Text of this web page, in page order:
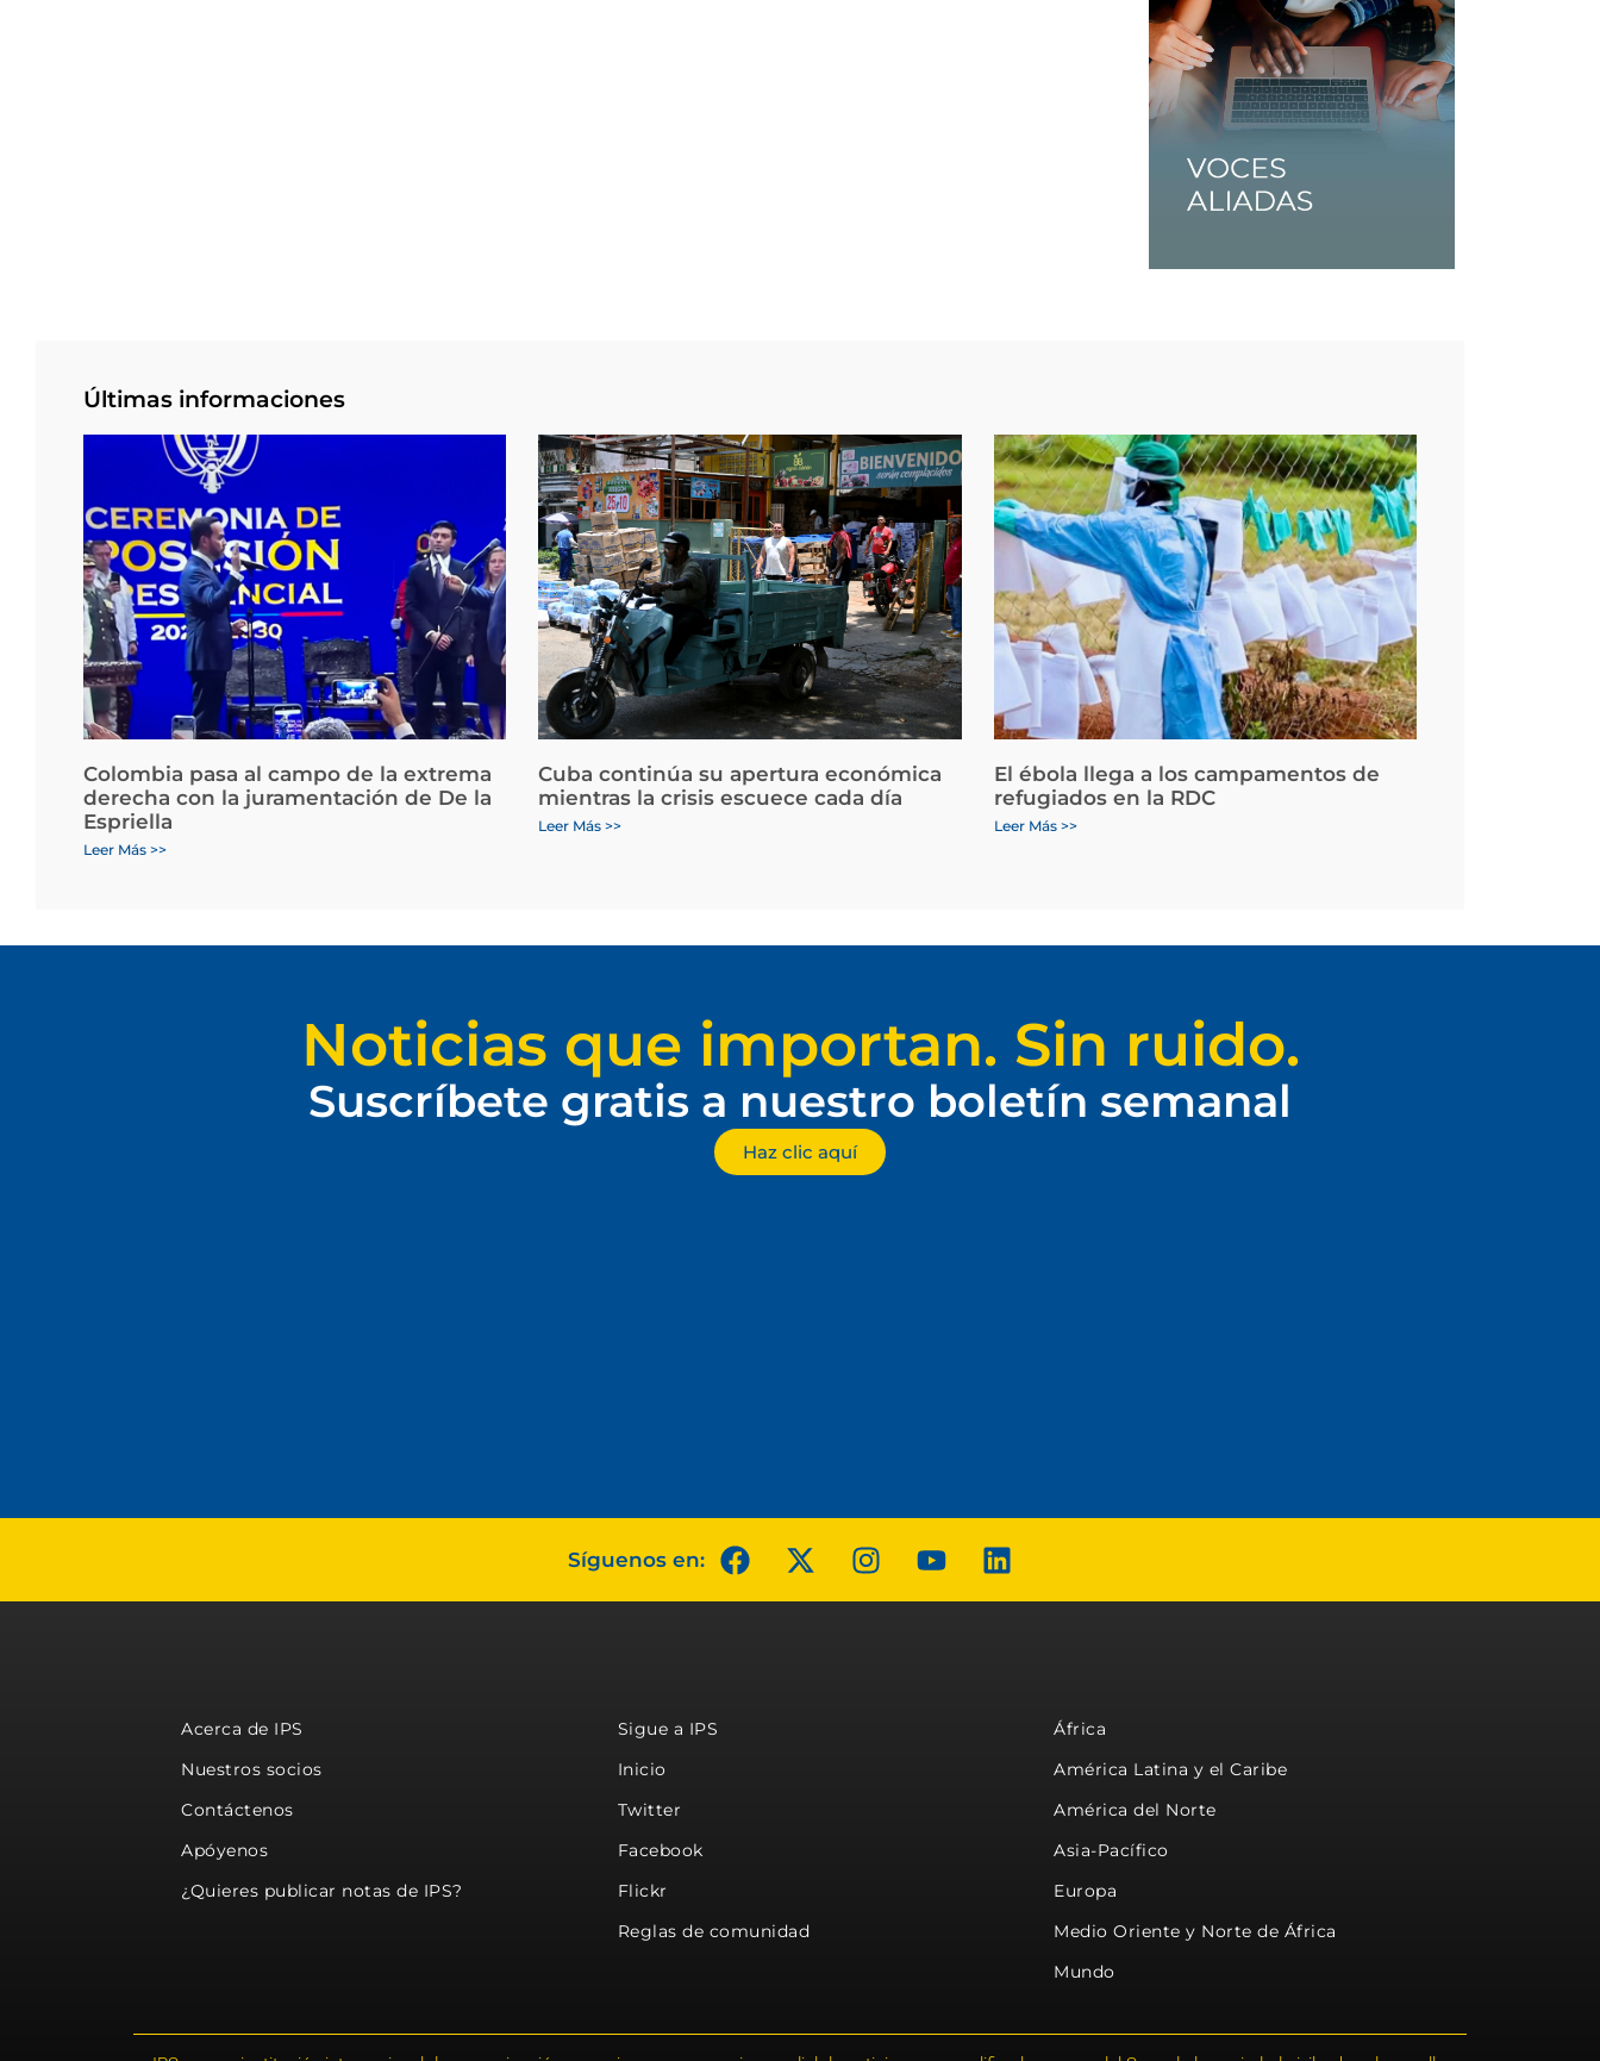
Últimas informaciones
Colombia pasa al campo de la extrema
derecha con la juramentación de De la
Espriella
Leer Más >>
Cuba continúa su apertura económica
mientras la crisis escuece cada día
Leer Más >>
El ébola llega a los campamentos de
refugiados en la RDC
Leer Más >>
Noticias que importan. Sin ruido.
Suscríbete gratis a nuestro boletín semanal
Haz clic aquí
Síguenos en:
Acerca de IPS
Nuestros socios
Contáctenos
Apóyenos
¿Quieres publicar notas de IPS?
Sigue a IPS
Inicio
Twitter
Facebook
Flickr
Reglas de comunidad
África
América Latina y el Caribe
América del Norte
Asia-Pacífico
Europa
Medio Oriente y Norte de África
Mundo